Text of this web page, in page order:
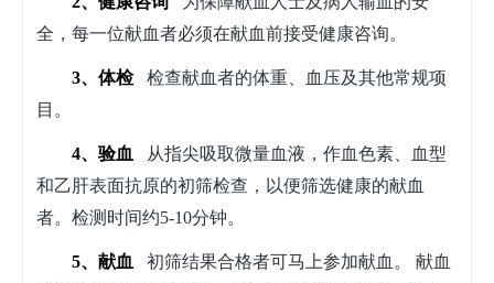
全，每一位献血者必须在献血前接受健康咨询。
3、体检
检查献血者的体重、血压及其他常规项
目。
4、验血
从指尖吸取微量血液，作血色素、血型
和乙肝表面抗原的初筛检查，以便筛选健康的献血
者。检测时间约5-10分钟。
5、献血
初筛结果合格者可马上参加献血。 献血